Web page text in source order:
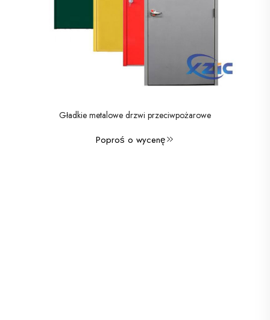
Gładkie metalowe drzwi przeciwpożarowe
Poproś o wycenę